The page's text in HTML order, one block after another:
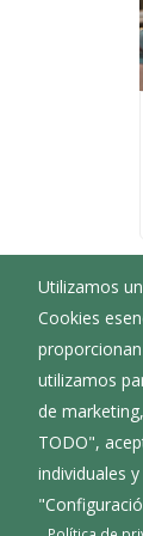
Utilizamos
Cookies
utilizamos
de
TODO",
individuales